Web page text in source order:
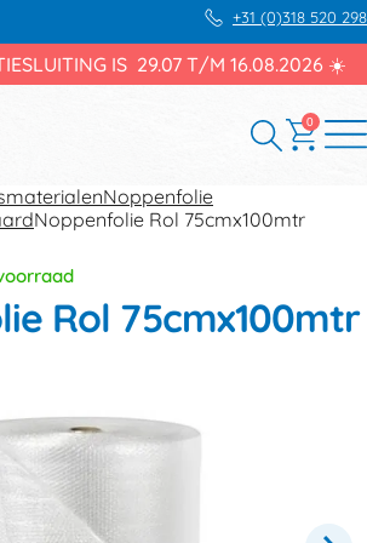
+31 (0)318 520 298
IS 29.07 T/M 16.08.2026 ☀️
0
Noppenfolie
Noppenfolie Rol 75cmx100mtr
Rol 75cmx100mtr